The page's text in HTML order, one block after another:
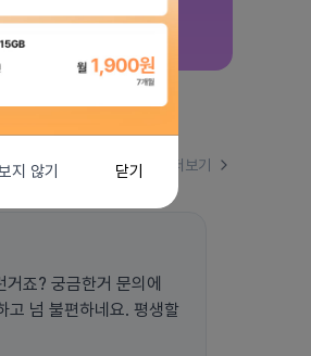
더보기
문의에
고 넘 불편하네요. 평생할
지 않기 닫기